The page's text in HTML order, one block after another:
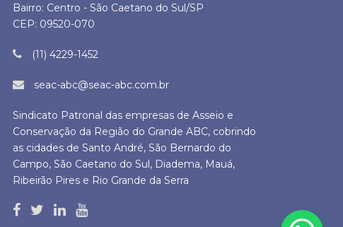
Bairro: Centro - São Caetano do Sul/SP
CEP: 09520-070
(11) 4229-1452
seac-abc@seac-abc.com.br
Sindicato Patronal das empresas de Asseio e
Conservação da Região do Grande ABC, cobrindo
as cidades de Santo André, São Bernardo do
Campo, São Caetano do Sul, Diadema, Mauá,
Ribeirão Pires e Rio Grande da Serra